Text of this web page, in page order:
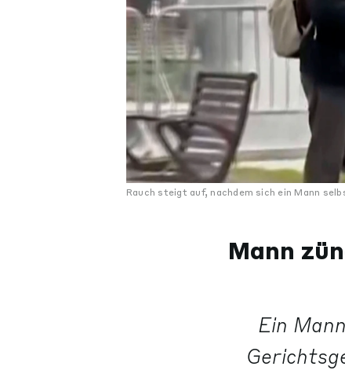
Rauch steigt auf, nachdem sich ein Mann
Mann
Ein